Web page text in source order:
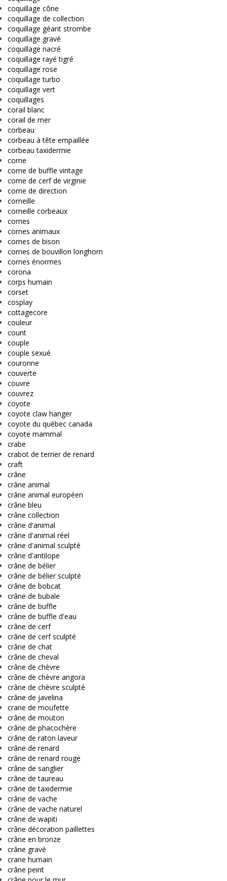
coquillage cône
coquillage de collection
coquillage géant strombe
coquillage gravé
coquillage nacré
coquillage rayé tigré
coquillage rose
coquillage turbo
coquillage vert
coquillages
corail blanc
corail de mer
corbeau
corbeau à tête empaillée
corbeau taxidermie
corne
corne de buffle vintage
corne de cerf de virginie
corne de direction
corneille
corneille corbeaux
cornes
cornes animaux
cornes de bison
cornes de bouvillon longhorn
cornes énormes
corona
corps humain
corset
cosplay
cottagecore
couleur
count
couple
couple sexué
couronne
couverte
couvre
couvrez
coyote
coyote claw hanger
coyote du québec canada
coyote mammal
crabe
crabot de terrier de renard
craft
crâne
crâne animal
crâne animal européen
crâne bleu
crâne collection
crâne d'animal
crâne d'animal réel
crâne d'animal sculpté
crâne d'antilope
crâne de bélier
crâne de bélier sculpté
crâne de bobcat
crâne de bubale
crâne de buffle
crâne de buffle d'eau
crâne de cerf
crâne de cerf sculpté
crâne de chat
crâne de cheval
crâne de chèvre
crâne de chèvre angora
crâne de chèvre sculpté
crâne de javelina
crane de moufette
crâne de mouton
crâne de phacochère
crâne de raton laveur
crâne de renard
crâne de renard rouge
crâne de sanglier
crâne de taureau
crâne de taxidermie
crâne de vache
crâne de vache naturel
crâne de wapiti
crâne décoration paillettes
crâne en bronze
crâne gravé
crane humain
crâne peint